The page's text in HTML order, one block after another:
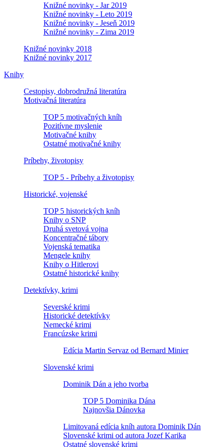
Knižné novinky - Jar 2019
Knižné novinky - Leto 2019
Knižné novinky - Jeseň 2019
Knižné novinky - Zima 2019
Knižné novinky 2018
Knižné novinky 2017
Knihy
Cestopisy, dobrodružná literatúra
Motivačná literatúra
TOP 5 motivačných kníh
Pozitívne myslenie
Motivačné knihy
Ostatné motivačné knihy
Príbehy, životopisy
TOP 5 - Príbehy a životopisy
Historické, vojenské
TOP 5 historických kníh
Knihy o SNP
Druhá svetová vojna
Koncentračné tábory
Vojenská tematika
Mengele knihy
Knihy o Hitlerovi
Ostatné historické knihy
Detektívky, krimi
Severské krimi
Historické detektívky
Nemecké krimi
Francúzske krimi
Edícia Martin Servaz od Bernard Minier
Slovenské krimi
Dominik Dán a jeho tvorba
TOP 5 Dominika Dána
Najnovšia Dánovka
Limitovaná edícia kníh autora Dominik Dán
Slovenské krimi od autora Jozef Karika
Ostatné slovenské krimi